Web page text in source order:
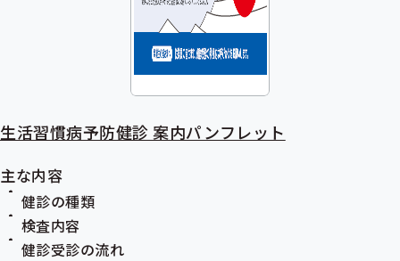
生活習慣病予防健診 案内パンフレット
主な内容
健診の種類
検査内容
健診受診の流れ